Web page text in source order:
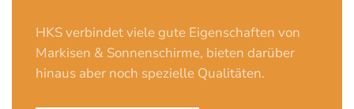
HKS verbindet viele gute Eigenschaften von
Markisen & Sonnenschirme, bieten darüber
hinaus aber noch spezielle Qualitäten.